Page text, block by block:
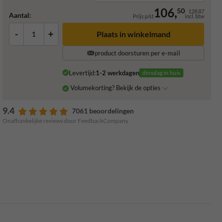
Aantal: Prijs p/st106,50 128,87
incl. btw
- + Plaats in winkelmand
product doorsturen per e-mail
Levertijd:1-2 werkdagen dinsdag in huis
Volumekorting? Bekijk de opties
9.4 7061 beoordelingen
Onafhankelijke reviews door FeedbackCompany